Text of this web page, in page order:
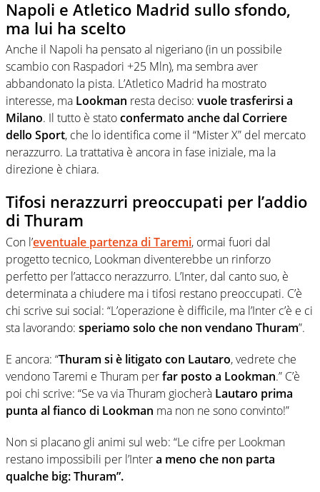
Napoli e Atletico Madrid sullo sfondo,
ma lui ha scelto
Anche il Napoli ha pensato al nigeriano (in un possibile
scambio con Raspadori +25 Mln), ma sembra aver
abbandonato la pista. L’Atletico Madrid ha mostrato
interesse, ma Lookman resta deciso: vuole trasferirsi a
Milano. Il tutto è statoconfermato anche dal Corriere
dello Sport, che lo identifica come il “Mister X” del mercato
nerazzurro. La trattativa è ancora in fase iniziale, ma la
direzione è chiara.
Tifosi nerazzurri preoccupati per l’addio
di Thuram
Con l’eventuale partenza di Taremi, ormai fuori dal
progetto tecnico, Lookman diventerebbe un rinforzo
perfetto per l’attacco nerazzurro. L’Inter, dal canto suo, è
determinata a chiudere ma i tifosi restano preoccupati. C’è
chi scrive sui social: “L’operazione è difficile, ma l’Inter c’è e ci
sta lavorando: speriamo solo che non vendano Thuram”.
E ancora: “Thuram si è litigato con Lautaro, vedrete che
vendono Taremi e Thuram perfar posto a Lookman.” C’è
poi chi scrive: “Se va via Thuram giocherà Lautaro prima
punta al fianco di Lookman ma non ne sono convinto!”
Non si placano gli animi sul web: “Le cifre per Lookman
restano impossibili per l’Intera meno che non parta
qualche big: Thuram”.